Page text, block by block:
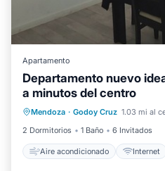
Apartamento
Departamento nuevo
a minutos del centro
Mendoza · Godoy Cruz 1.03 mi al
2 Dormitorios
1 Baño 6 Invitados
Aire acondicionado Internet
Aire acondicionado
Se admiten mascotas